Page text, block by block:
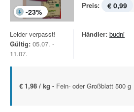
-23%
Preis: € 0,99
Leider verpasst!
Gültig: 05.07. -
11.07.
Händler: budni
€ 1,98 / kg - Fein- oder Großblatt 500 g